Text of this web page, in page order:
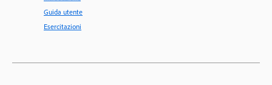
Guida utente
Esercitazioni